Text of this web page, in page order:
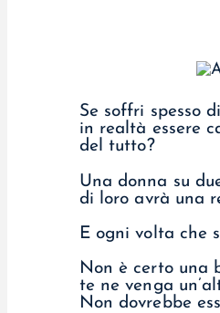
Se soffri spesso
in realtà essere
del tutto?
Una donna su
di loro avrà una
E ogni volta che
Non è certo una
te ne venga
Non dovrebbe